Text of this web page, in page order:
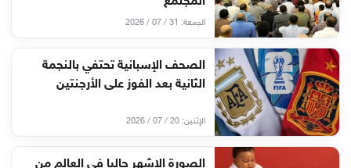
الجمعة: 31 / 07 / 2026
الصحف الإسبانية تحتفي بالنجمة
الثانية بعد الفوز على الأرجنتين
الإثنين: 20 / 07 / 2026
الصورة الاشهر حاليا في العالم من